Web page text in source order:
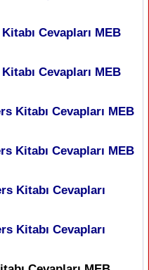
Cevapları MEB
Cevapları MEB
Kitabı Cevapları MEB
Kitabı Cevapları MEB
Kitabı Cevapları
Kitabı Cevapları